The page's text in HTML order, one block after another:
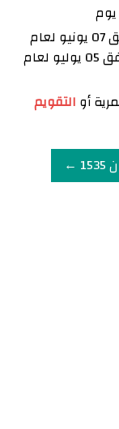
يبدأ شهر شعبان 1535 يوم الأحد الموافق 07 يونيو لعام
2111 ميلادي ، وينتهي يوم الأحد الموافق 05 يوليو لعام
أو التقويم
←